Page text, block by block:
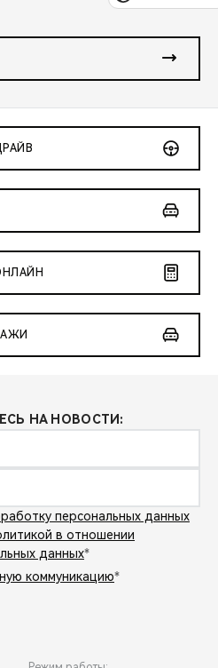
НА НОВОСТИ:
персональных данных
в отношении
данных*
коммуникацию*